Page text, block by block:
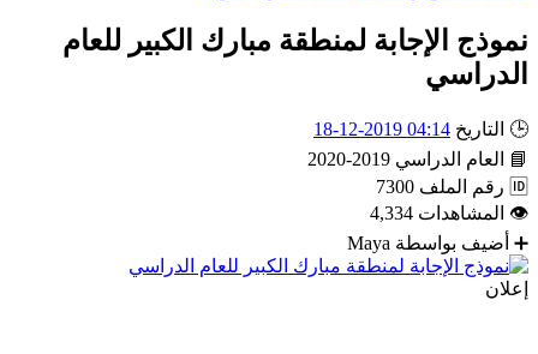
نموذج الإجابة لمنطقة مبارك الكبير للعام
الدراسي
🕒 التاريخ 04:14 2019-12-18
📘
العام الدراسي 2019-2020
🆔 رقم الملف 7300
👁
المشاهدات 4,334
➕
أضيف بواسطة Maya
إعلان